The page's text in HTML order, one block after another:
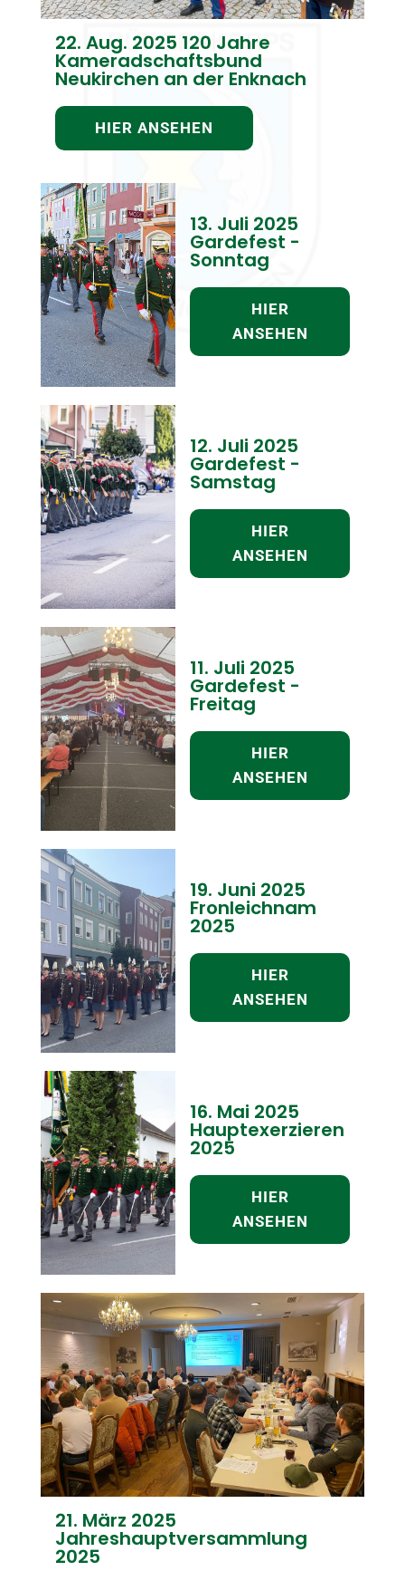
MATTIGHOFEN ERLEBEN
LV DER GARDEN O.Ö.
FORUM VOLKSKULTUR O.Ö.
22. Aug. 2025 120 Jahre
Kameradschaftsbund
Neukirchen an der Enknach
HIER ANSEHEN
13. Juli 2025
Gardefest -
Sonntag
HIER
ANSEHEN
12. Juli 2025
Gardefest -
Samstag
HIER
ANSEHEN
11. Juli 2025
Gardefest -
Freitag
HIER
ANSEHEN
19. Juni 2025
Fronleichnam
2025
HIER
ANSEHEN
16. Mai 2025
Hauptexerzieren
2025
HIER
ANSEHEN
21. März 2025
Jahreshauptversammlung
2025